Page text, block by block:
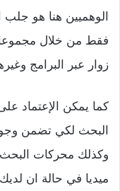
الوهميين هنا هو جلب
فقط من خلال
زوار عبر البرامج
كما يمكن الإعتماد
البحث لكي تضمن
وكذلك محركات
ميديا في حالة ان